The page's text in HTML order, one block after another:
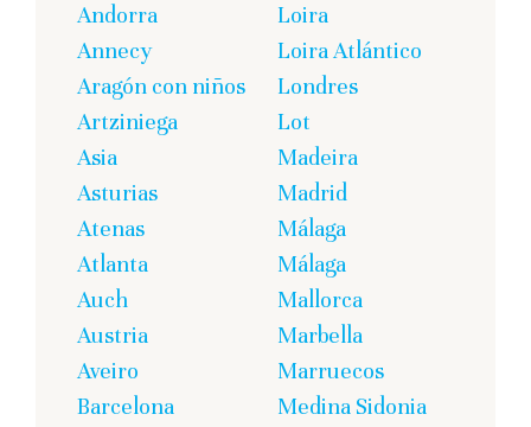
Andorra
Annecy
Aragón con niños
Artziniega
Asia
Asturias
Atenas
Atlanta
Auch
Austria
Aveiro
Barcelona
Loira
Loira Atlántico
Londres
Lot
Madeira
Madrid
Málaga
Málaga
Mallorca
Marbella
Marruecos
Medina Sidonia